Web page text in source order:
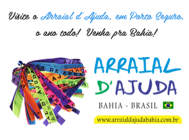
Visite oArraial d'Ajuda, em Porto Seguro,
o ano todo! Venha pra Bahia!